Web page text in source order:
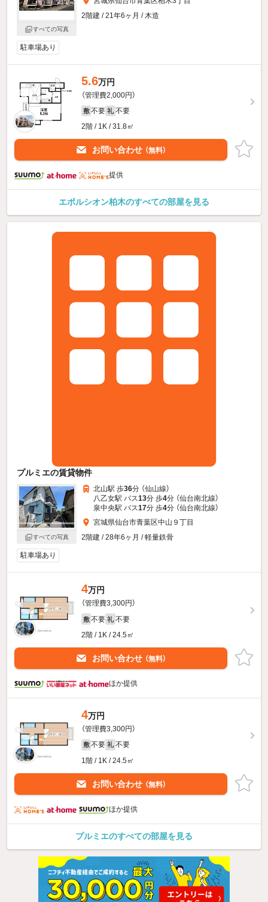
すべての写真
2階建 / 21年6ヶ月 / 木造
駐車場あり
5.6万円
（管理費2,000円）
敷 不要 礼 不要
2階 / 1K / 31.8㎡
お問い合わせ （無料）
提供
エボルシオン柏木のすべての部屋を見る
プルミエの賃貸物件
すべての写真
北山駅 歩36分 （仙山線）
八乙女駅 バス13分 歩4分 （仙台南北線）
泉中央駅 バス17分 歩4分 （仙台南北線）
宮城県仙台市青葉区中山９丁目
2階建 / 28年6ヶ月 / 軽量鉄骨
駐車場あり
4万円
（管理費3,300円）
敷 不要 礼 不要
2階 / 1K / 24.5㎡
お問い合わせ （無料）
ほか提供
4万円
（管理費3,300円）
敷 不要 礼 不要
1階 / 1K / 24.5㎡
お問い合わせ （無料）
ほか提供
プルミエのすべての部屋を見る